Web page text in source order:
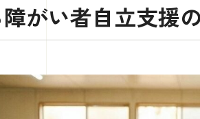
障がい者自立支援